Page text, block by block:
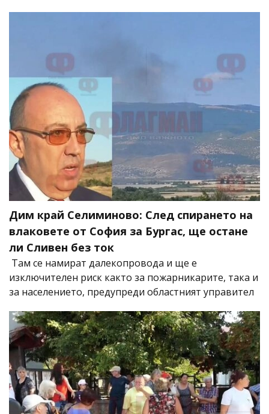
Дим край Селиминово: След спирането на
влаковете от София за Бургас, ще остане
ли Сливен без ток
Там се намират далекопровода и ще е
изключителен риск както за пожарникарите, така и
за населението, предупреди областният управител